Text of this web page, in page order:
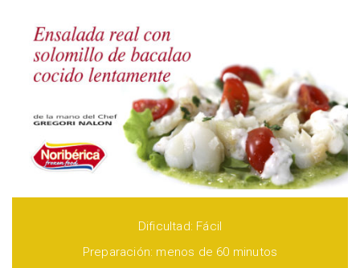
Dificultad: Fácil
Preparación: menos de 60 minutos